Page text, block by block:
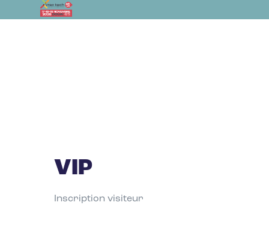
VIP
Inscription visiteur